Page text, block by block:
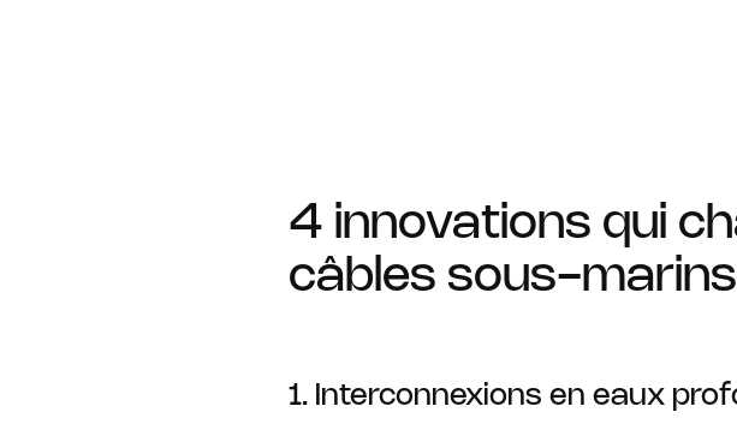
4 innovations qui
câbles sous-marins
1. Interconnexions en eaux